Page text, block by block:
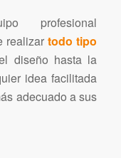
profesional
realizar todo tipo
diseño hasta la
idea facilitada
adecuado a sus